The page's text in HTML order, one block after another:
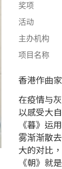
奖项
活动
主办机构
项目名称
香港作曲
在疫情与
以感受大
《暮》运
雾渐渐散
大的对比
《朝》就